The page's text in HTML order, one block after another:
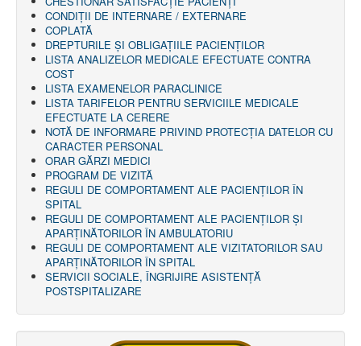
AMBULATOR CHIRURGIE
AMBULATOR ORTOPEDIE ȘI TRAUMATOLOGIE
AMBULATOR MEDICINĂ INTERNĂ
AMBULATOR NEUROLOGIE
AMBULATOR PEDIATRIE
AMBULATOR ÎNGRIJIRI PALIATIVE
MANAGEMENT
PROIECT DE MANAGEMENT 2026
PLAN STRATEGIC 2021 - 2025
PROIECT DE MANAGEMENT 2021
PROIECT DE MANAGEMENT 2017
CONSILIUL DE ADMINISTRAŢIE
COMITET DIRECTOR
DECLARATIE MANAGER PRIVIND IMPLEMENTAREA
SISTEMULUI DE CALITATE 2019
PLAN MANAGEMENT
INTEGRITATE
ADMINISTRATIV
RESURSE UMANE
PROGRAM VOLUNTARIAT
JURIDIC
CONDIȚII DE INTERNARE / EXTERNARE
COPLATĂ
DREPTURILE ŞI OBLIGAŢIILE PACIENȚILOR
LISTA ANALIZELOR MEDICALE EFECTUATE CONTRA
COST
LISTA EXAMENELOR PARACLINICE
LISTA TARIFELOR PENTRU SERVICIILE MEDICALE
EFECTUATE LA CERERE
NOTĂ DE INFORMARE PRIVIND PROTECŢIA DATELOR CU
CARACTER PERSONAL
ORAR GĂRZI MEDICI
PROGRAM DE VIZITĂ
REGULI DE COMPORTAMENT ALE PACIENȚILOR ÎN
SPITAL
REGULI DE COMPORTAMENT ALE PACIENȚILOR ȘI
APARȚINĂTORILOR ÎN AMBULATORIU
REGULI DE COMPORTAMENT ALE VIZITATORILOR SAU
APARȚINĂTORILOR ÎN SPITAL
SERVICII SOCIALE, ÎNGRIJIRE ASISTENŢĂ
POSTSPITALIZARE